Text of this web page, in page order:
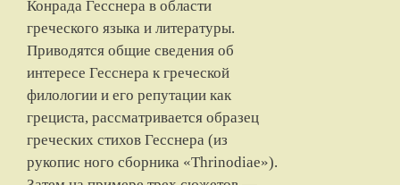
Конрада Гесснера в области
греческого языка и литературы.
Приводятся общие сведения об
интересе Гесснера к греческой
филологии и его репутации как
грециста, рассматривается образец
греческих стихов Гесснера (из
рукопис ного сборника «Thrinodiae»).